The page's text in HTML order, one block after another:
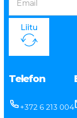
Liitu
Telefon
+372 6 213 004